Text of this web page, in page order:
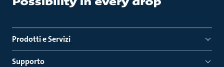
Prodotti e Servizi
Supporto